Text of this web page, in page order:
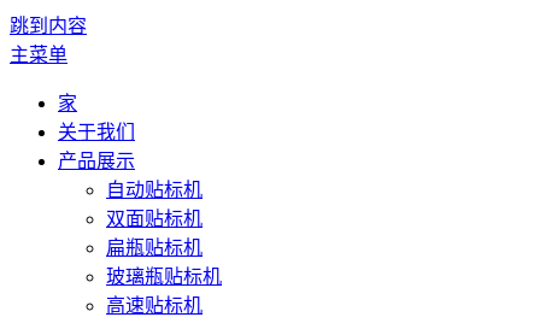
跳到内容
主菜单
家
关于我们
产品展示
自动贴标机
双面贴标机
扁瓶贴标机
玻璃瓶贴标机
高速贴标机